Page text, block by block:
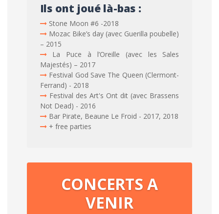
Ils ont joué là-bas :
Stone Moon #6 -2018
Mozac Bike’s day (avec Guerilla poubelle)
– 2015
La Puce à l’Oreille (avec les Sales
Majestés) – 2017
Festival God Save The Queen (Clermont-
Ferrand) - 2018
Festival des Art's Ont dit (avec Brassens
Not Dead) - 2016
Bar Pirate, Beaune Le Froid - 2017, 2018
+ free parties
CONCERTS A
VENIR